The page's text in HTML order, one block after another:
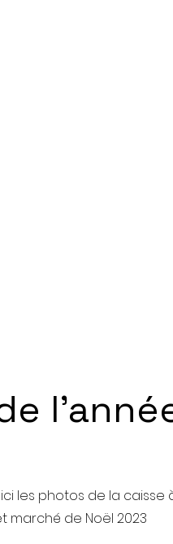
les photos de la caisse
marché de Noël 2023